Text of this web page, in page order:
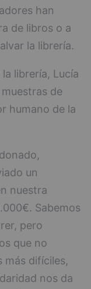
han
de libros o a
la librería.
librería, Lucía
de
humano de la
un
nuestra
Sabemos
pero
que no
más difíciles,
nos da